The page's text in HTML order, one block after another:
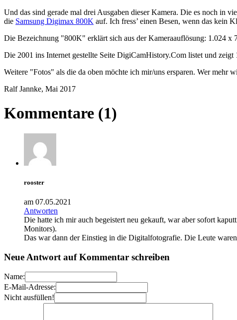
Und das sind gerade mal drei Ausgaben dieser Kamera. Die es noch in
die Samsung Digimax 800K auf. Ich fress’ einen Besen, wenn das kein
Die Bezeichnung "800K" erklärt sich aus der Kameraauflösung: 1.024
Die 2001 ins Internet gestellte Seite DigiCamHistory.Com listet und zeigt
Weitere "Fotos" als die da oben möchte ich mir/uns ersparen. Wer mehr
Ralf Jannke, Mai 2017
Kommentare (1)
rooster
am 07.05.2021
Antworten
Die hatte ich mir auch begeistert neu gekauft, war aber sofort
Monitors).
Das war dann der Einstieg in die Digitalfotografie. Die Leute
Neue Antwort auf Kommentar schreiben
Name:
E-Mail-Adresse:
Nicht ausfüllen!